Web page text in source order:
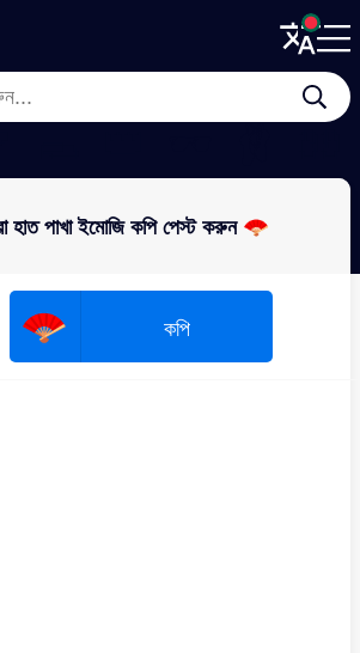
হাত পাখা ইমোজি কপি পেস্ট করুন 🪭
🪭 কপি